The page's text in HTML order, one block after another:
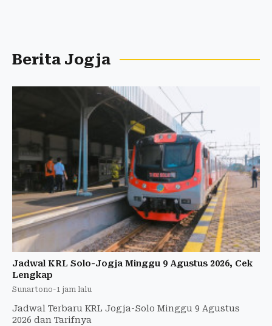
Berita Jogja
Jadwal KRL Solo-Jogja Minggu 9 Agustus 2026, Cek
Lengkap
Sunartono-1 jam lalu
Jadwal Terbaru KRL Jogja-Solo Minggu 9 Agustus
2026 dan Tarifnya